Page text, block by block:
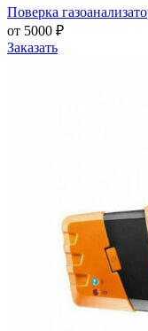
Поверка
от 5000 ₽
Заказать